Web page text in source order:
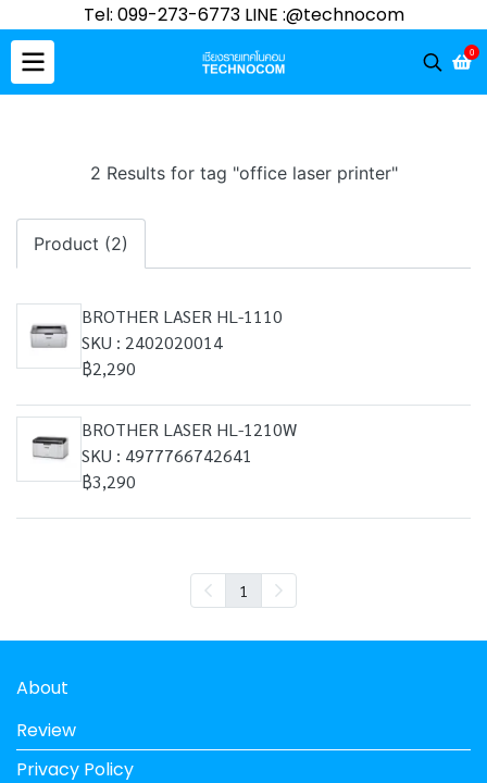
Tel: 099-273-6773 LINE :@technocom
0
2 Results for tag "office laser printer"
Product (2)
BROTHER LASER HL-1110
SKU : 2402020014
฿2,290
BROTHER LASER HL-1210W
SKU : 4977766742641
฿3,290
1
About
Review
Privacy Policy